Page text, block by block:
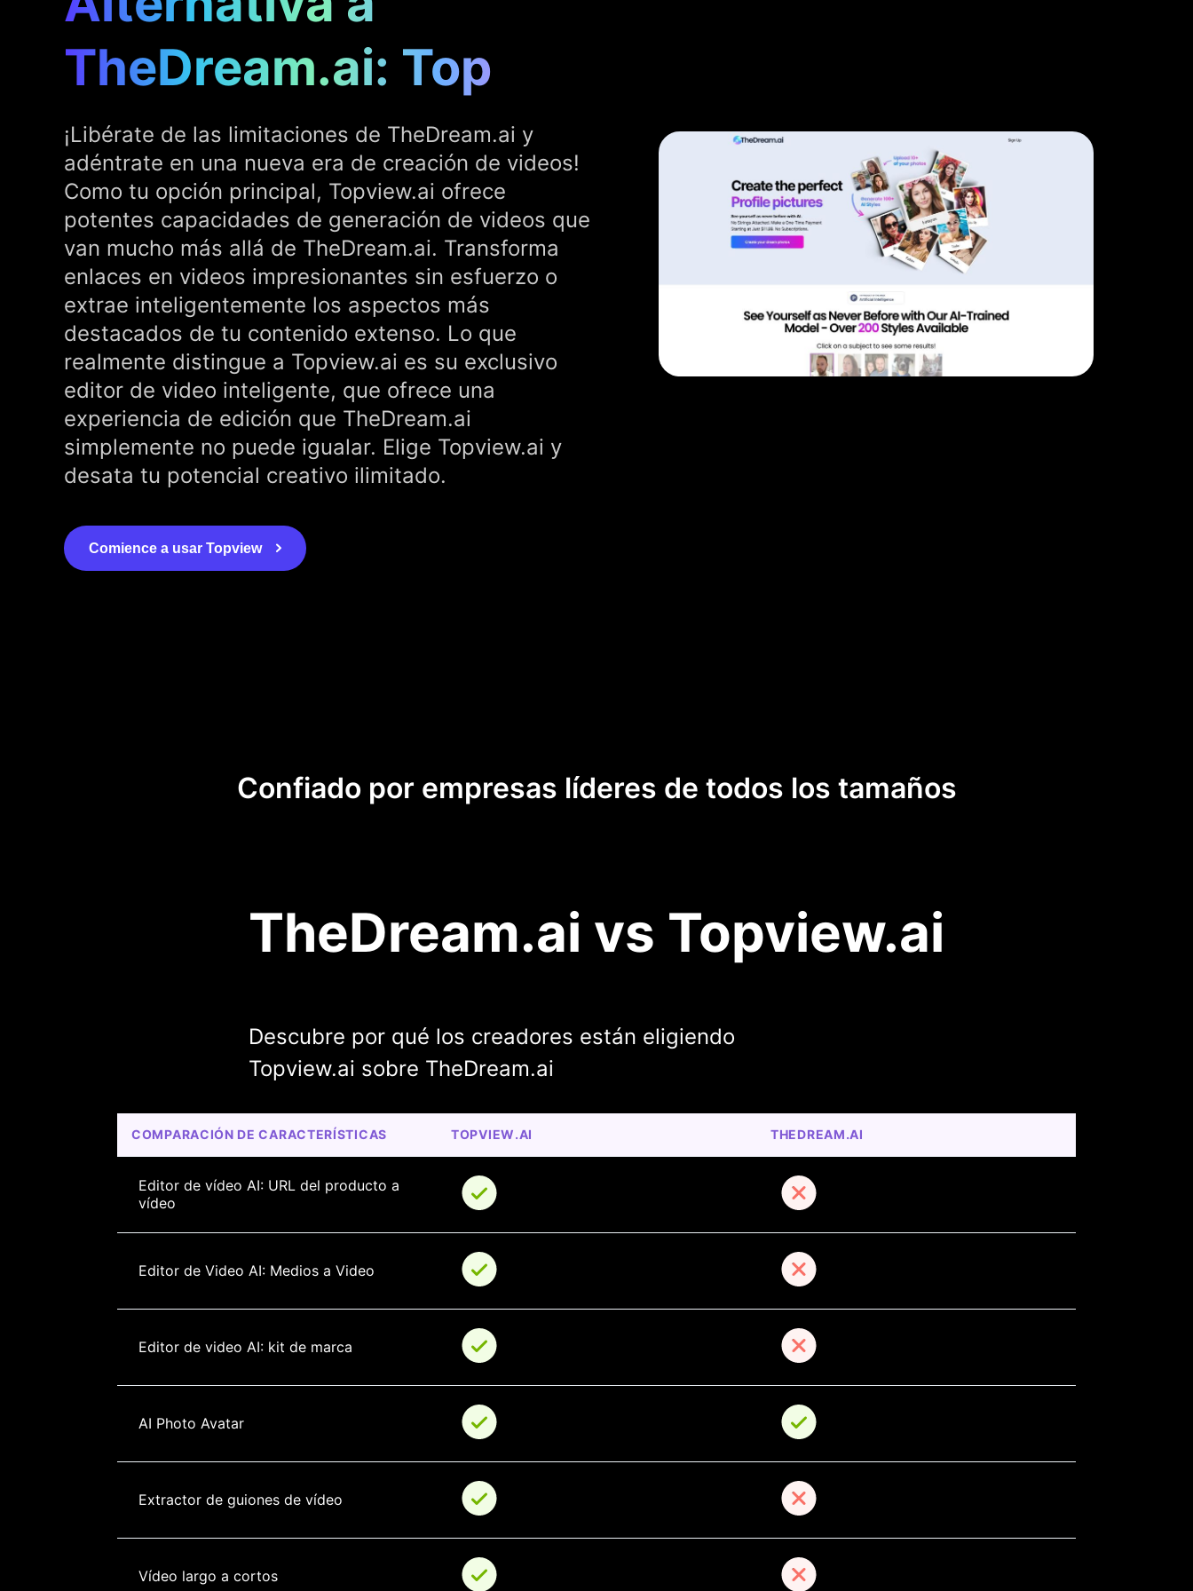
TheDream.ai: Top
¡Libérate de las limitaciones de TheDream.ai y
adéntrate en una nueva era de creación de videos!
Como tu opción principal, Topview.ai ofrece
potentes capacidades de generación de videos que
van mucho más allá de TheDream.ai. Transforma
enlaces en videos impresionantes sin esfuerzo o
extrae inteligentemente los aspectos más
destacados de tu contenido extenso. Lo que
realmente distingue a Topview.ai es su exclusivo
editor de video inteligente, que ofrece una
experiencia de edición que TheDream.ai
simplemente no puede igualar. Elige Topview.ai y
desata tu potencial creativo ilimitado.
Comience a usar Topview
Confiado por empresas líderes de todos los tamaños
TheDream.ai vs Topview.ai
Descubre por qué los creadores están eligiendo
Topview.ai sobre TheDream.ai
COMPARACIÓN DE CARACTERÍSTICAS TOPVIEW.AI THEDREAM.AI
Editor de vídeo AI: URL del producto a
vídeo
Editor de Video AI: Medios a Video
Editor de video AI: kit de marca
AI Photo Avatar
Extractor de guiones de vídeo
Vídeo largo a cortos